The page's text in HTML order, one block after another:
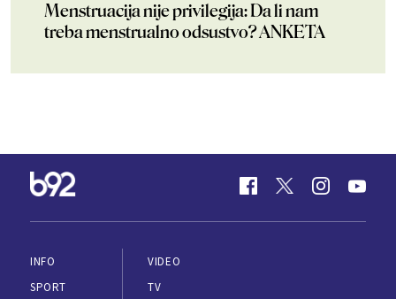
Menstruacija nije privilegija: Da li nam
treba menstrualno odsustvo? ANKETA
INFO
SPORT
VIDEO
TV